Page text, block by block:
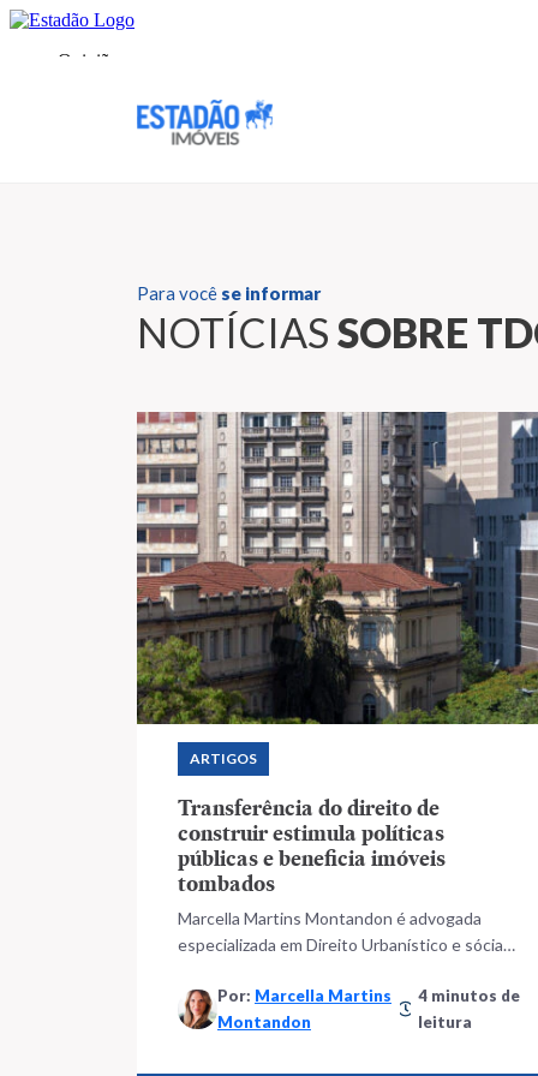
Para você se informar
NOTÍCIASSOBRE
ARTIGOS
Transferência do direito de
construir estimula políticas
públicas e beneficia imóveis
tombados
Marcella Martins Montandon é advogada
especializada em Direito Urbanístico e sócia
Terra Advogados
Por: Marcella Martins
Montandon
4 minutos de
leitura